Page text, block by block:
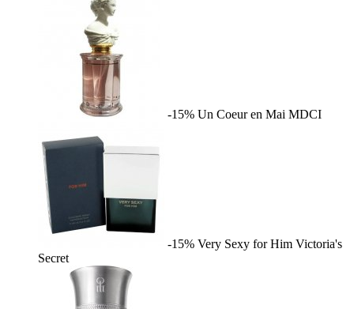
-15% Un Coeur en Mai MDCI
-15% Very Sexy for Him Victoria's
Secret